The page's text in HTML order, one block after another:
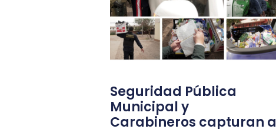
Seguridad Pública
Municipal y
Carabineros capturan a